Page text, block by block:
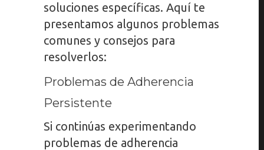
soluciones específicas. Aquí te
presentamos algunos problemas
comunes y consejos para
resolverlos:
Problemas de Adherencia
Persistente
Si continúas experimentando
problemas de adherencia